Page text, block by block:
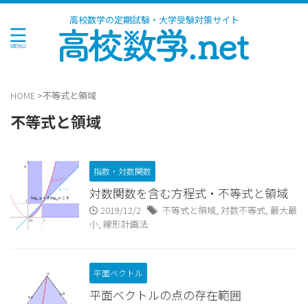
高校数学の定期試験・大学受験対策サイト
HOME >不等式と領域
不等式と領域
指数・対数関数
対数関数を含む方程式・不等式と領域
2019/12/2 不等式と領域, 対数不等式, 最大最
小, 線形計画法
平面ベクトル
平面ベクトルの点の存在範囲